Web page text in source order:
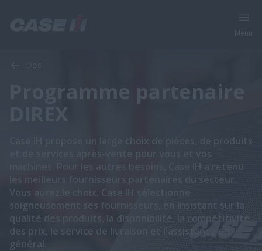
Programme partenaire
DIREX
​​​​​​​​​​​​Case IH propose un large choix de pièces, de produits
machines. Pour les autres besoins, Case IH a retenu
les meilleurs fournisseurs partenaires du secteur.
Vous aurez le choix. Case IH sélectionne
soigneusement ses fournisseurs, en insistant sur la
qualité des produits, la disponibilité, la compétitivité
des prix, le service de livraison et l'assistance en
général.